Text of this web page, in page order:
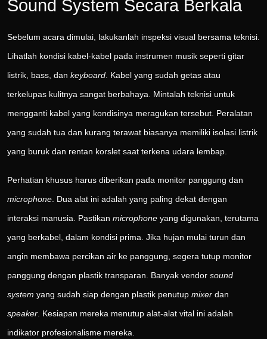
Sound System Secara Berkala
Sebelum acara dimulai, lakukanlah inspeksi visual bersama teknisi.
Lihatlah kondisi kabel-kabel pada instrumen musik seperti gitar
listrik, bass, dan keyboard . Kabel yang sudah getas atau
terkelupas kulitnya sangat berbahaya. Mintalah teknisi untuk
mengganti kabel yang kondisinya meragukan tersebut. Peralatan
yang sudah tua dan kurang terawat biasanya memiliki isolasi listrik
yang buruk dan rentan korslet saat terkena udara lembap.
Perhatian khusus harus diberikan pada monitor panggung dan
microphone . Dua alat ini adalah yang paling dekat dengan
interaksi manusia. Pastikan microphone yang digunakan, terutama
yang berkabel, dalam kondisi prima. Jika hujan mulai turun dan
angin membawa percikan air ke panggung, segera tutup monitor
panggung dengan plastik transparan. Banyak vendor sound
system yang sudah siap dengan plastik penutup mixer dan
speaker . Kesiapan mereka menutup alat-alat vital ini adalah
indikator profesionalisme mereka.